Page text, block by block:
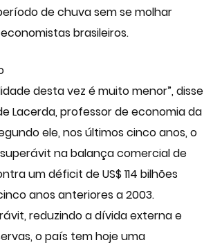
de chuva sem se molhar
brasileiros.
desta vez é muito menor”, disse
Lacerda, professor de economia da
ele, nos últimos cinco anos, o
na balança comercial de
um déficit de US$ 114 bilhões
anos anteriores a 2003.
reduzindo a dívida externa e
o país tem hoje uma